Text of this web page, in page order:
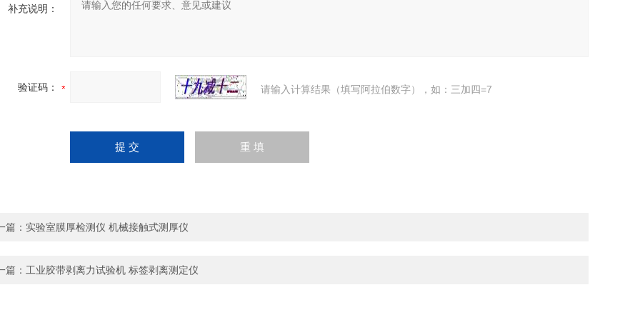
补充说明：
验证码： 请输入计算结果（填写阿拉伯数字），如：三加四=7
篇： 实验室膜厚检测仪 机械接触式测厚仪
篇： 工业胶带剥离力试验机 标签剥离测定仪